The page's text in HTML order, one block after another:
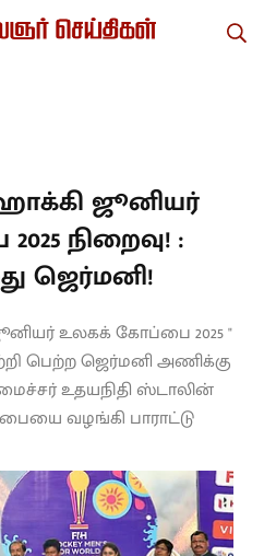
ஜூனியர்
நிறைவு! :
ஜெர்மனி!
உலகக் கோப்பை 2025 "
பெற்ற ஜெர்மனி அணிக்கு
உதயநிதி ஸ்டாலின்
வழங்கி பாராட்டு